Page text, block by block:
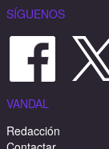
SÍGUENOS
VANDAL
Redacción